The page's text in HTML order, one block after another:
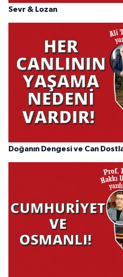
Sevr & Lozan
Doğanın Dengesi ve Can